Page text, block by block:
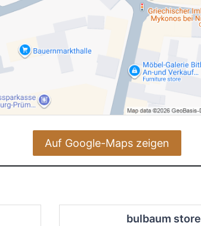
Auf Google-Maps zeigen
bulbaum store